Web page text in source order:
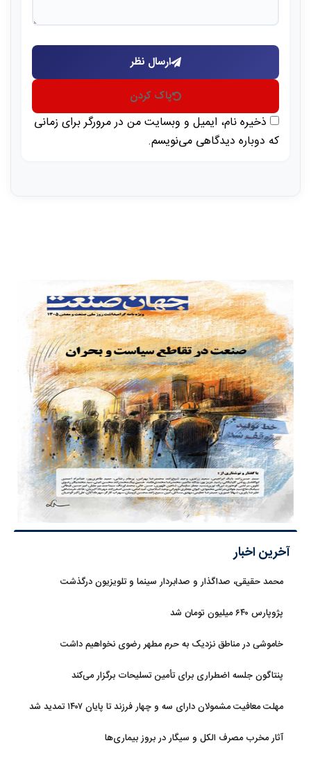
ارسال نظر
پاک کردن
ذخیره نام، ایمیل و وبسایت من در مرورگر برای زمانی
که دوباره دیدگاهی می‌نویسم.
آخرین اخبار
محمد حقیقی، صداگذار و صدابردار سینما و تلویزیون درگذشت
پژوپارس ۶۴۰ میلیون تومان شد
خاموشی در مناطق نزدیک به حرم مطهر رضوی نخواهیم داشت
پنتاگون جلسه اضطراری برای تأمین تسلیحات برگزار می‌کند
مهلت معافیت مشمولان دارای سه و چهار فرزند تا پایان ۱۴۰۷ تمدید شد
آثار مخرب مصرف الکل و سیگار در بروز بیماری‌ها